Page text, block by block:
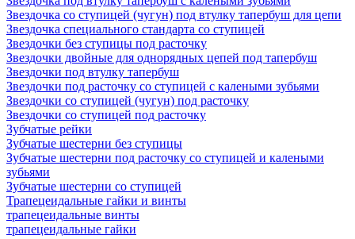
Звездочка со ступицей (чугун) под втулку тапербуш для цепи
Звездочка специального стандарта со ступицей
Звездочки без ступицы под расточку
Звездочки двойные для однорядных цепей под тапербуш
Звездочки под втулку тапербуш
Звездочки под расточку со ступицей с калеными зубьями
Звездочки со ступицей (чугун) под расточку
Звездочки со ступицей под расточку
Зубчатые рейки
Зубчатые шестерни без ступицы
Зубчатые шестерни под расточку со ступицей и калеными
зубьями
Зубчатые шестерни со ступицей
Трапецеидальные гайки и винты
трапецеидальные винты
трапецеидальные гайки